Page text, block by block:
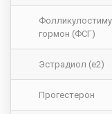
гормон (ФСГ)
Эстрадиол (e2)
Прогeстeрон